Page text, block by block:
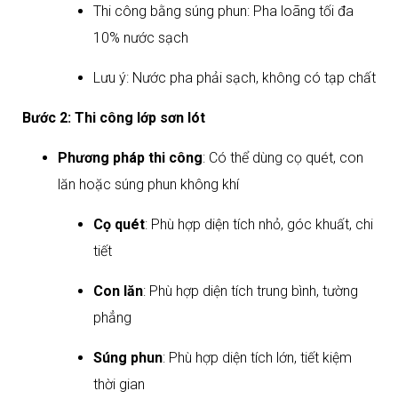
Thi công bằng súng phun: Pha loãng tối đa
10% nước sạch
Lưu ý: Nước pha phải sạch, không có tạp chất​
Bước 2: Thi công lớp sơn lót
Phương pháp thi công: Có thể dùng cọ quét, con
lăn hoặc súng phun không khí
Cọ quét: Phù hợp diện tích nhỏ, góc khuất, chi
tiết
Con lăn: Phù hợp diện tích trung bình, tường
phẳng
Súng phun: Phù hợp diện tích lớn, tiết kiệm
thời gian